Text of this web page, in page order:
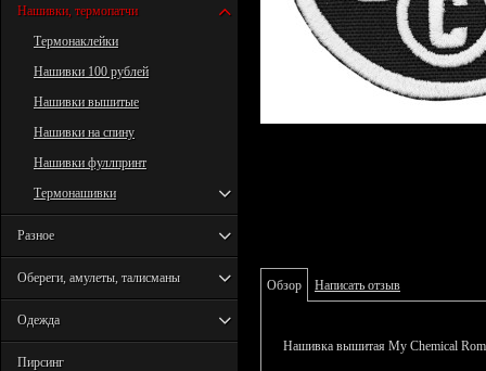
Нашивки, термопатчи
Термонаклейки
Нашивки 100 рублей
Нашивки вышитые
Нашивки на спину
Нашивки фуллпринт
Термонашивки
Разное
Обереги, амулеты, талисманы
Одежда
Пирсинг
Обзор Написать отзыв
Нашивка вышитая My Chemical